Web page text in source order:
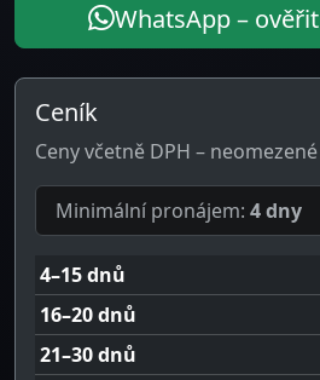
WhatsApp –
Ceník
Ceny včetně DPH –
Minimální pronájem: 4 dny
4–15 dnů
16–20 dnů
21–30 dnů